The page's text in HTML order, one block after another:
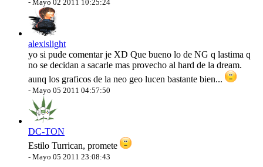
- Mayo 02 2011 10:25:24
alexislight
yo si pude comentar je XD Que bueno lo de NG q lastima q
no se decidan a sacarle mas provecho al hard de la dream.
aunq los graficos de la neo geo lucen bastante bien...
- Mayo 05 2011 04:57:50
DC-TON
Estilo Turrican, promete
- Mayo 05 2011 23:08:43